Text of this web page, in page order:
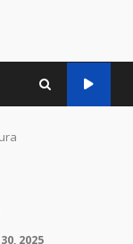
2025